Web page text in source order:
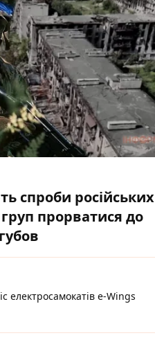
спроби російських
прорватися до
електросамокатів e-Wings